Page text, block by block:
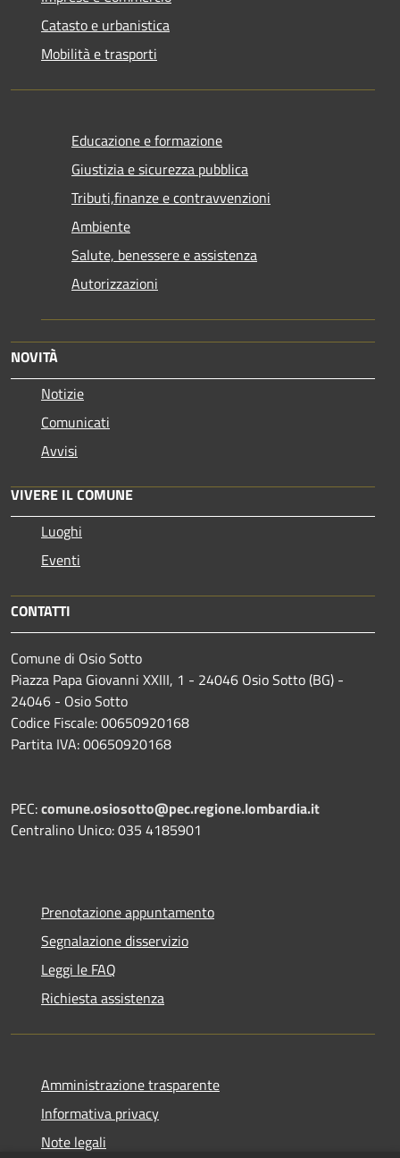
Catasto e urbanistica
Mobilità e trasporti
Educazione e formazione
Giustizia e sicurezza pubblica
Tributi,finanze e contravvenzioni
Ambiente
Salute, benessere e assistenza
Autorizzazioni
NOVITÀ
Notizie
Comunicati
Avvisi
VIVERE IL COMUNE
Luoghi
Eventi
CONTATTI
Comune di Osio Sotto
Piazza Papa Giovanni XXIII, 1 - 24046 Osio Sotto (BG) -
24046 - Osio Sotto
Codice Fiscale: 00650920168
Partita IVA: 00650920168
PEC:comune.osiosotto@pec.regione.lombardia.it
Centralino Unico: 035 4185901
Prenotazione appuntamento
Segnalazione disservizio
Leggi le FAQ
Richiesta assistenza
Amministrazione trasparente
Informativa privacy
Note legali